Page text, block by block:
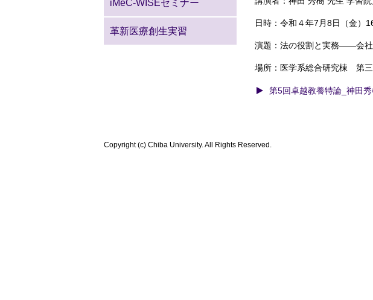
日時：令和４年7月8日（金）
演題：法の役割と実務――会社
場所：医学系総合研究棟 第
第5回卓越教養特論_神田
iMeC-WISEセミナー
革新医療創生実習
Copyright (c) Chiba University. All Rights Reserved.